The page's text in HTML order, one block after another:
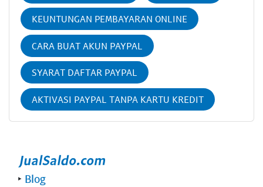
KEUNTUNGAN PEMBAYARAN ONLINE
CARA BUAT AKUN PAYPAL
SYARAT DAFTAR PAYPAL
AKTIVASI PAYPAL TANPA KARTU KREDIT
‣ Blog